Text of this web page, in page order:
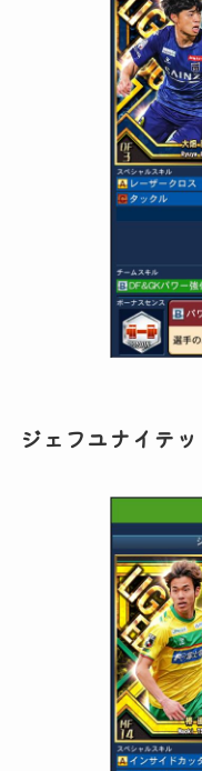
ジェフユナイテ